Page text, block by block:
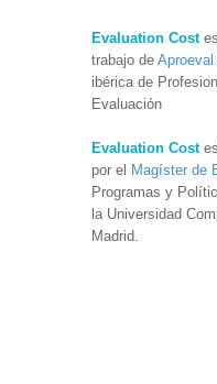
Evaluation Cost
trabajo de Aproeval
ibérica de
Evaluación
Evaluation Cost
por el Magíster de
Programas y
la Universidad
Madrid.